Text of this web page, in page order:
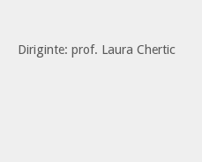
Diriginte: prof. Laura Chertic